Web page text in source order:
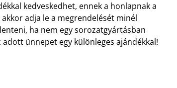
kedveskedhet, ennek a honlapnak a
adja le a megrendelését minél
ha nem egy sorozatgyártásban
ünnepet egy különleges ajándékkal!